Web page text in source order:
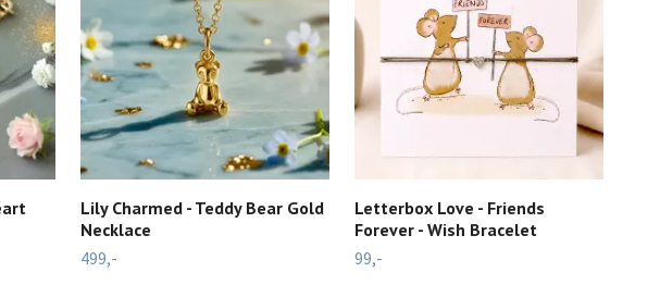
Lily Charmed - Teddy Bear Gold
Necklace
499,-
Letterbox Love - Friends
Forever - Wish Bracelet
99,-